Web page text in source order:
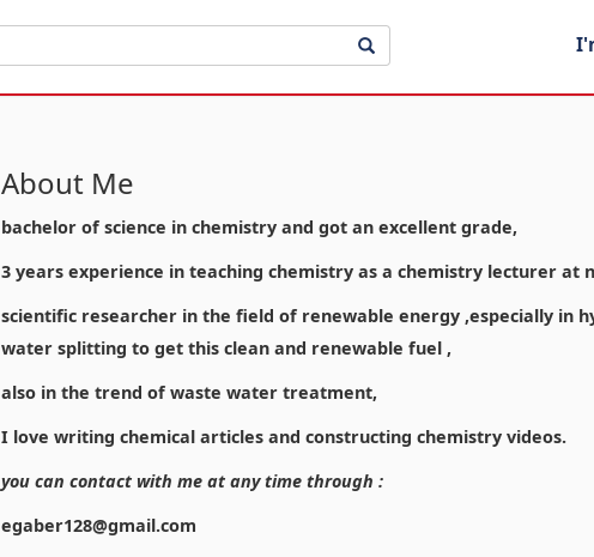
About Me
bachelor of science in chemistry and got an excellent grade,
3 years experience in teaching chemistry as a chemistry lecturer at
scientific researcher in the field of renewable energy ,especially in
water splitting to get this clean and renewable fuel ,
also in the trend of waste water treatment,
I love writing chemical articles and constructing chemistry videos.
you can contact with me at any time through :
egaber128@gmail.com